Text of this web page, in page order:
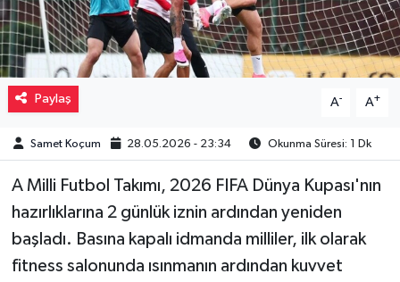
Paylaş A- A+
Samet Koçum 28.05.2026 - 23:34 Okunma Süresi: 1 Dk
A Milli Futbol Takımı, 2026 FIFA Dünya Kupası'nın
hazırlıklarına 2 günlük iznin ardından yeniden
başladı. Basına kapalı idmanda milliler, ilk olarak
fitness salonunda ısınmanın ardından kuvvet
Sağlık
Sinemalar
Spor
Teknoloji